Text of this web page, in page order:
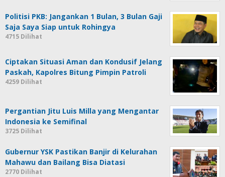
Politisi PKB: Jangankan 1 Bulan, 3 Bulan Gaji
Saja Saya Siap untuk Rohingya
4715 Dilihat
Ciptakan Situasi Aman dan Kondusif Jelang
Paskah, Kapolres Bitung Pimpin Patroli
4259 Dilihat
Pergantian Jitu Luis Milla yang Mengantar
Indonesia ke Semifinal
3725 Dilihat
Gubernur YSK Pastikan Banjir di Kelurahan
Mahawu dan Bailang Bisa Diatasi
2770 Dilihat